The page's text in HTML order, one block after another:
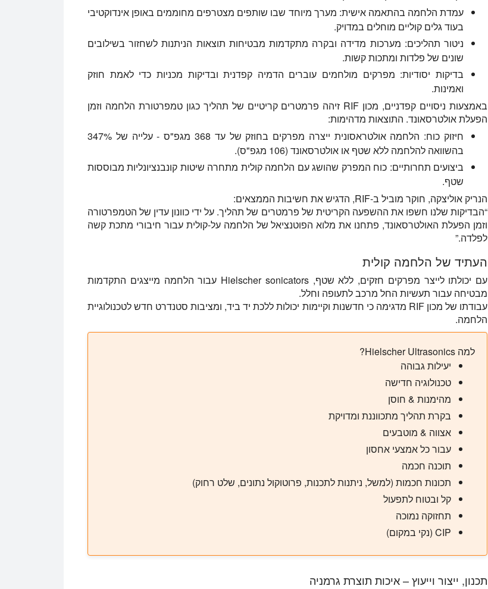
עמדת הלחמה בהתאמה אישית: מערך מיוחד שבו שותפים מצטרפים מחוממים באופן אינדוקטיבי
בעוד גלים קוליים מוחלים במדויק.
ניטור תהליכים: מערכות מדידה ובקרה מתקדמות מבטיחות תוצאות הניתנות לשחזור בשילובים
שונים של פלדות ומתכות קשות.
בדיקות יסודיות: מפרקים מולחמים עוברים הדמיה קפדנית ובדיקות מכניות כדי לאמת חוזק
ואמינות.
באמצעות ניסויים קפדניים, מכון RIF זיהה פרמטרים קריטיים של תהליך כגון טמפרטורת הלחמה וזמן
הפעלת אולטרסאונד. התוצאות מדהימות:
חיזוק כוח:
הלחמה אולטראסונית ייצרה מפרקים בחוזק של עד 368 מגפ"ס - עלייה של 347%
בהשוואה להלחמה ללא שטף או אולטרסאונד (106 מגפ"ס).
ביצועים תחרותיים: כוח המפרק שהושג עם הלחמה קולית מתחרה שיטות קונבנציונליות מבוססות
שטף.
הנריק אוליצקה, חוקר מוביל ב-RIF, הדגיש את חשיבות הממצאים:
“הבדיקות שלנו חשפו את ההשפעה הקריטית של פרמטרים של תהליך. על ידי כוונון עדין של הטמפרטורה
וזמן הפעלת האולטרסאונד, פתחנו את מלוא הפוטנציאל של הלחמה על-קולית עבור חיבורי מתכת קשה
לפלדה.”
העתיד של הלחמה קולית
עם יכולתו לייצר מפרקים חזקים, ללא שטף, Hielscher sonicators עבור הלחמה מייצגים התקדמות
מבטיחה עבור תעשיות החל מרכב לתעופה וחלל.
עבודתו של מכון RIF מדגימה כי חדשנות וקיימות יכולות ללכת יד ביד, ומציבות סטנדרט חדש לטכנולוגיית
הלחמה.
למה Hielscher Ultrasonics?
יעילות גבוהה
טכנולוגיה חדישה
מהימנות & חוסן
בקרת תהליך מתכווננת ומדויקת
אצווה & מוטבעים
עבור כל אמצעי אחסון
תוכנה חכמה
תכונות חכמות (למשל, ניתנות לתכנות, פרוטוקול נתונים, שלט רחוק)
קל ובטוח לתפעול
תחזוקה נמוכה
CIP (נקי במקום)
תכנון, ייצור וייעוץ – איכות תוצרת גרמניה